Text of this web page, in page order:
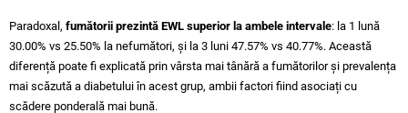
Paradoxal, fumătorii prezintă EWL superior la ambele intervale: la 1 lună
30.00% vs 25.50% la nefumători, și la 3 luni 47.57% vs 40.77%. Această
diferență poate fi explicată prin vârsta mai tânără a fumătorilor și prevalența
mai scăzută a diabetului în acest grup, ambii factori fiind asociați cu
scădere ponderală mai bună.